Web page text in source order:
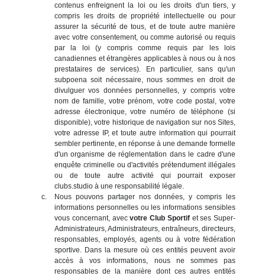
contenus enfreignent la loi ou les droits d'un tiers, y
compris les droits de propriété intellectuelle ou pour
assurer la sécurité de tous, et de toute autre manière
avec votre consentement, ou comme autorisé ou requis
par la loi (y compris comme requis par les lois
canadiennes et étrangères applicables à nous ou à nos
prestataires de services). En particulier, sans qu'un
subpoena soit nécessaire, nous sommes en droit de
divulguer vos données personnelles, y compris votre
nom de famille, votre prénom, votre code postal, votre
adresse électronique, votre numéro de téléphone (si
disponible), votre historique de navigation sur nos Sites,
votre adresse IP, et toute autre information qui pourrait
sembler pertinente, en réponse à une demande formelle
d'un organisme de réglementation dans le cadre d'une
enquête criminelle ou d'activités prétendument illégales
ou de toute autre activité qui pourrait exposer
clubs.studio à une responsabilité légale.
Nous pouvons partager nos données, y compris les
informations personnelles ou les informations sensibles
vous concernant, avecvotre Club Sportifet ses Super-
Administrateurs, Administrateurs, entraîneurs, directeurs,
responsables, employés, agents ou à votre fédération
sportive. Dans la mesure où ces entités peuvent avoir
accès à vos informations, nous ne sommes pas
responsables de la manière dont ces autres entités